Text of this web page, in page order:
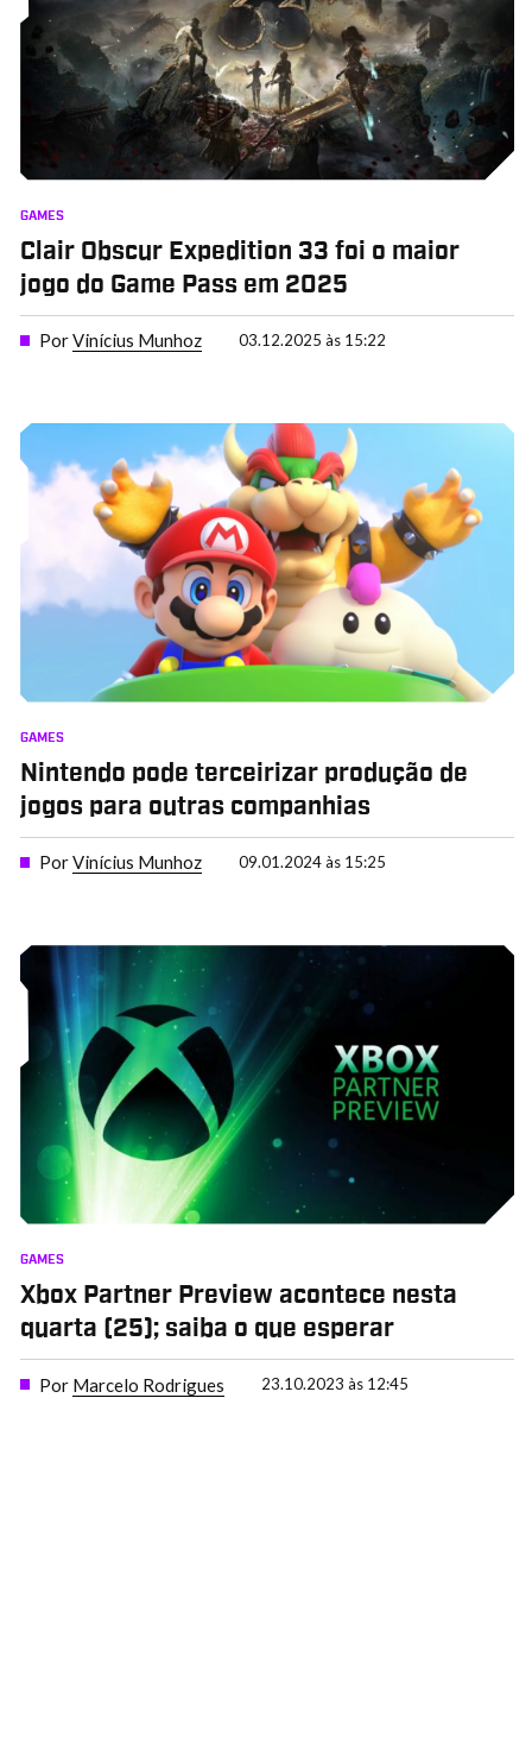
GAMES
Clair Obscur Expedition 33 foi o maior
jogo do Game Pass em 2025
PorVinícius Munhoz 03.12.2025 às 15:22
GAMES
Nintendo pode terceirizar produção de
jogos para outras companhias
PorVinícius Munhoz 09.01.2024 às 15:25
GAMES
Xbox Partner Preview acontece nesta
quarta (25); saiba o que esperar
Por Marcelo Rodrigues 23.10.2023 às 12:45